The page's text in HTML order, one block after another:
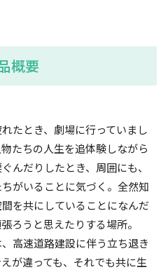
概要
たとき、劇場に行っていまし
たちの人生を追体験しながら
んだりしたとき、周囲にも、
がいることに気づく。全然知
を共にしていることになんだ
ろうと思えたりする場所。
高速道路建設に伴う立ち退き
が違っても、それでも共に生